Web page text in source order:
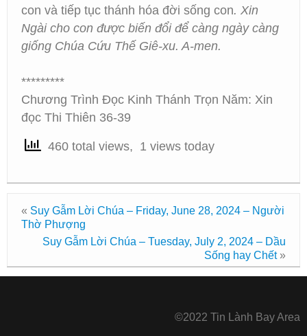
con và tiếp tục thánh hóa đời sống con. Xin
Ngài cho con được biến đổi để càng ngày càng
giống Chúa Cứu Thế Giê-xu. A-men.
*********
Chương Trình Đọc Kinh Thánh Trọn Năm: Xin
đọc Thi Thiên 36-39
460 total views, 1 views today
« Suy Gẫm Lời Chúa – Friday, June 28, 2024 – Người
Thờ Phượng
Suy Gẫm Lời Chúa – Tuesday, July 2, 2024 – Dầu
Sống hay Chết»
©2022 Tin Lành Bay Area